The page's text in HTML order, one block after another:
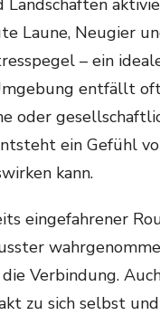
Landschaften
Laune, Neugier
– ein
entfällt
oder
ein Gefühl
kann.
eingefahrener
Verbindung.
zu sich selbst